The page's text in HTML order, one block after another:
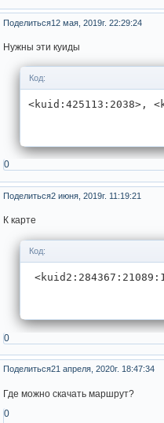
Поделиться12 мая, 2019г. 22:29:24
Нужны эти куиды
Код:
<kuid:425113:2038>,
0
Поделиться2 июня, 2019г. 11:19:21
К
Код:
0
Поделиться21 апреля, 2020г. 18:47:34
Где можно скачать маршрут?
0